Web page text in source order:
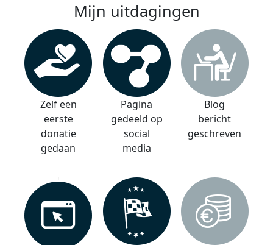
Mijn uitdagingen
Zelf een
eerste
donatie
gedaan
Pagina
gedeeld op
social
media
Blog
bericht
geschreven